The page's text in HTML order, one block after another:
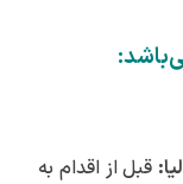
قبل از اقدام به